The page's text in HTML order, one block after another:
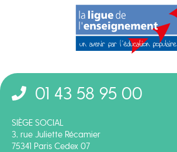
01 43 58 95 00
SIÈGE SOCIAL
3, rue Juliette Récamier
75341 Paris Cedex 07